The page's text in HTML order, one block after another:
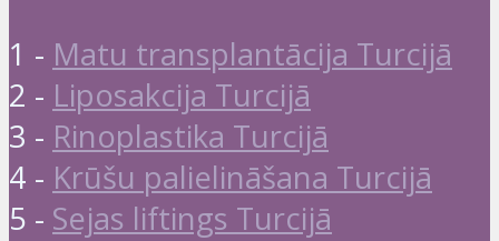
1 - Matu transplantācija Turcijā
2 - Liposakcija Turcijā
3 - Rinoplastika Turcijā
4 - Krūšu palielināšana Turcijā
5 - Sejas liftings Turcijā